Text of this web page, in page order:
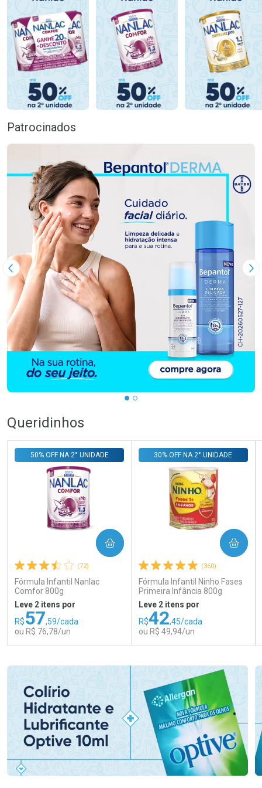
Patrocinados
Imagem Anterior
Queridinhos
(72)
Fórmula Infantil Nanlac
Comfor 800g
50% OFF NA 2° UNIDADE
Leve 2 itens por
R$57,59/cada
ou R$ 76,78/un
COMPRAR
(360)
Fórmula Infantil Ninho Fases
Primeira Infância 800g
30% OFF NA 2° UNIDADE
Leve 2 itens por
R$42,45/cada
ou R$ 49,94/un
COMPRAR
Laboratório
Por Menos